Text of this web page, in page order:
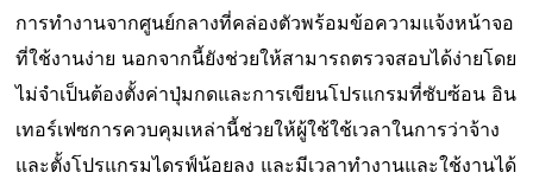
การทํางานจากศูนย์กลางที่คล่องตัวพร้อมข้อความแจ้งหน้าจอ
ที่ใช้งานง่าย นอกจากนี้ยังช่วยให้สามารถตรวจสอบได้ง่ายโดย
ไม่จําเป็นต้องตั้งค่าปุ่มกดและการเขียนโปรแกรมที่ซับซ้อน อิน
เทอร์เฟซการควบคุมเหล่านี้ช่วยให้ผู้ใช้ใช้เวลาในการว่าจ้าง
และตั้งโปรแกรมไดรฟ์น้อยลง และมีเวลาทํางานและใช้งานได้